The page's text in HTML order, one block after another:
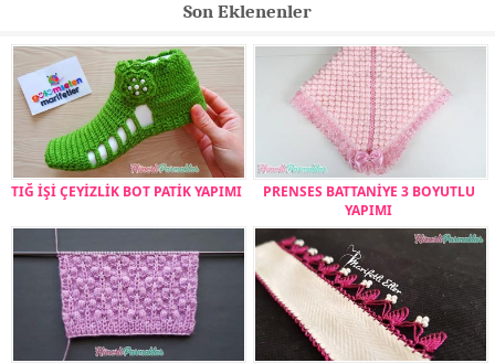
Son Eklenenler
TIĞ İŞİ ÇEYİZLİK BOT PATİK YAPIMI
PRENSES BATTANİYE 3 BOYUTLU
YAPIMI